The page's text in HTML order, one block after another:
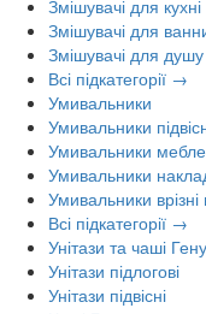
Змішувачі для кухні
Змішувачі для
Змішувачі для душу
Всі підкатегорії →
Умивальники
Умивальники
Умивальники
Умивальники
Умивальники врізні
Всі підкатегорії →
Унітази та чаші
Унітази підлогові
Унітази підвісні